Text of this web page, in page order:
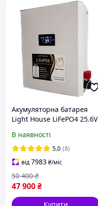
Акумуляторна батарея
Light House LiFePO4 25.6V
В наявності
5.0 (8)
від7983₴/міс
47 900₴
50 400 ₴